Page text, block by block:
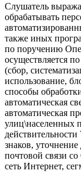
Слушатель
обрабатывать
также иных
по поручению
осуществляется
(сбор,
использование,
способы
автоматическая
автоматическая
улиц\населенных
знаков,
почтовой связи
сеть Интернет,